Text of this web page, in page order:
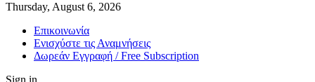
Thursday, August 6, 2026
Επικοινωνία
Ενισχύστε τις Αναμνήσεις
Δωρεάν Εγγραφή / Free Subscription
Sign in